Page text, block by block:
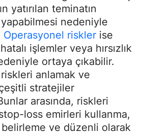
yatırılan teminatın
nedeniyle
Operasyonel riskler ise
işlemler veya hırsızlık
ortaya çıkabilir.
riskleri anlamak ve
stratejiler
arasında, riskleri
loss emirleri kullanma,
belirleme ve düzenli olarak